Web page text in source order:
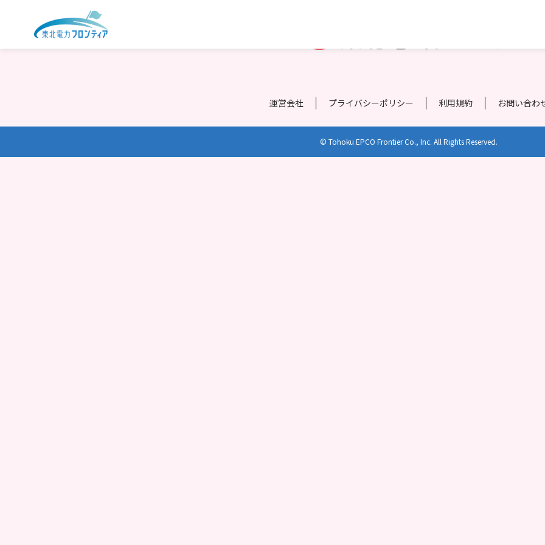
運営会社 プライバシーポリシー 利用規約 お問い合わ
© Tohoku EPCO Frontier Co., Inc. All Rights Reserved.